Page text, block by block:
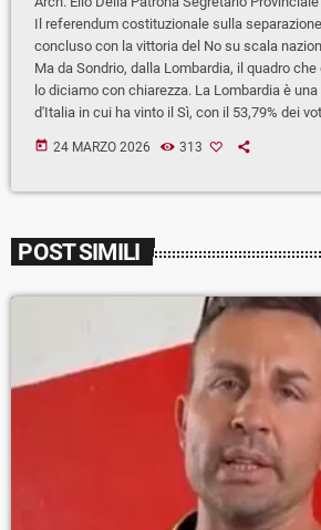
Il referendum costituzionale sulla
concluso con la vittoria del No su scala
Ma da Sondrio, dalla Lombardia, il quadro
lo diciamo con chiarezza. La Lombardia è
d'Italia in cui ha vinto il Sì, con il 53,79% dei
today 24 MARZO 2026 313
POST SIMILI